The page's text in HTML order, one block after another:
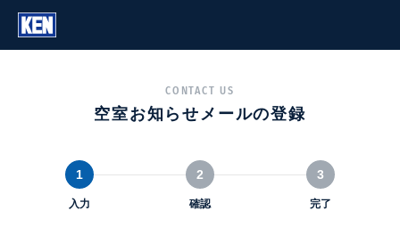
CONTACT US
空室お知らせメールの登録
1
入力
2
確認
3
完了